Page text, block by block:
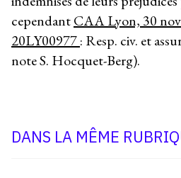
cependantCAA Lyon, 30
20LY00977: Resp. civ. et
note S. Hocquet-Berg).
DANS LA MÊME